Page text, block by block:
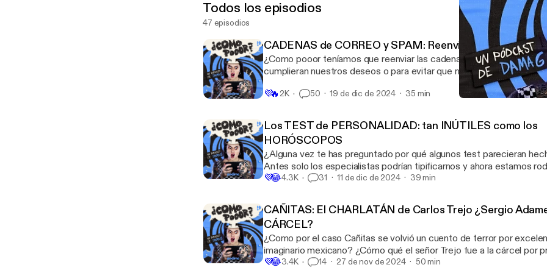
Todos los episodios
47 episodios
CADENAS de CORREO y SPAM: Reenvía esto a 10
¿Como pooor teníamos que reenviar las cadenas de Hotmail o
cumplieran nuestros deseos o para evitar que nos cayera una
pensabas que esto sólo sucedía en los 90’s o 2 miles, estás muy
cadenas existen desde hace miles de años así es y se sigue con la
estafas piramidales y mucho más.
💜🔥 2K 50 19 de dic de 2024 35 min
Los TEST de PERSONALIDAD: tan INÚTILES como los
HORÓSCOPOS
¿Alguna vez te has preguntado por qué algunos test parecieran
Antes solo los especialistas podrían tipificarnos y ahora estamos rodeados de
métodos informales para supuestamente explorar nuestra
💜😂4.3K 31 11 de dic de 2024 39 min
CAÑITAS: El CHARLATÁN de Carlos Trejo ¿Sergio
CÁRCEL?
¿Como por el caso Cañitas se volvió un cuento de terror por
imaginario mexicano? ¿Cómo qué el señor Trejo fue a la cárcel por practicar un
exorcismo falso? Tiene mil dramas desde acusaciones de golpear a
💜😂3.4K 14 27 de nov de 2024 50 min